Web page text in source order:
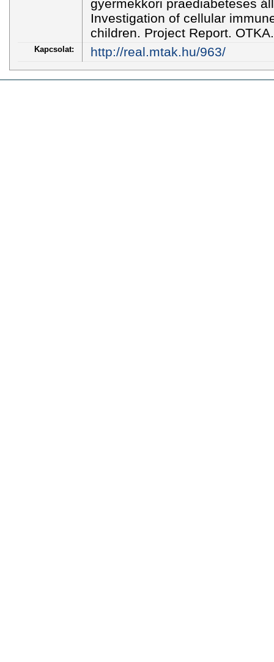
gyermekkori praediabeteses
Investigation of cellular
children. Project Report. OTKA.
Kapcsolat: http://real.mtak.hu/963/